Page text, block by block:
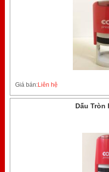
Giá bán:Liên hệ
Dấu Tròn